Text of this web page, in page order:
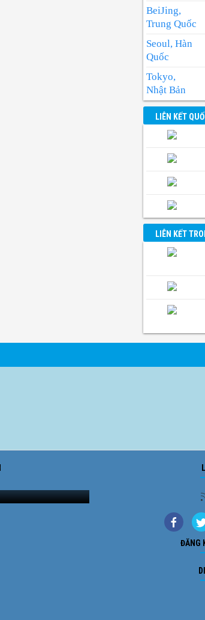
BeiJing,
Trung Quốc
Seoul, Hàn
Quốc
Tokyo,
Nhật Bản
BangKok,
Thái Lan
Manila,
Philippin
Phnom-
Penh,
Campuchia
LIÊN KẾT
LIÊN KẾT
ĐĂNG